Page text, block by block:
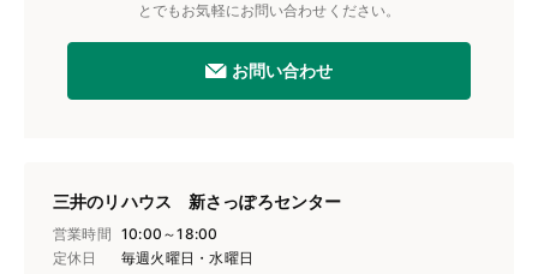
とでもお気軽にお問い合わせください。
お問い合わせ
三井のリハウス 新さっぽろセンター
営業時間 10:00～18:00
定休日
毎週火曜日・水曜日